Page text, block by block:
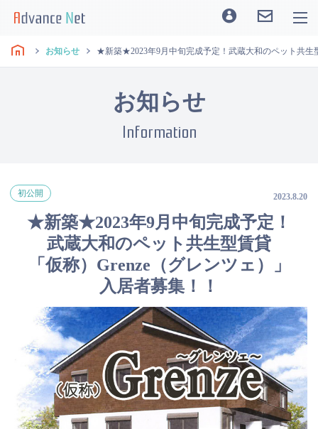
お知らせ ★新築★2023年9月中旬完成予定！武蔵大和のペット共生
お知らせ
Information
初公開 2023.8.20
★新築★2023年9月中旬完成予定！
武蔵大和のペット共生型賃貸
「仮称）Grenze（グレンツェ）」
入居者募集！！